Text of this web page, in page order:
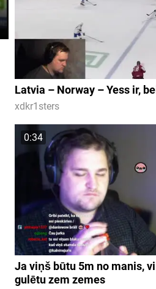
Latvia – Norway – Yess ir,
xdkr1sters
0:34
Ja viņš būtu 5m no manis,
gulētu zem zemes